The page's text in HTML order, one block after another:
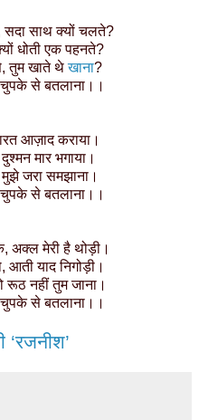
साथ क्यों चलते?
धोती एक पहनते?
तुम खाते थेखाना?
से बतलाना।।
आज़ाद कराया।
मार भगाया।
जरा समझाना।
से बतलाना।।
अक्ल मेरी है थोड़ी।
आती याद निगोड़ी।
रूठ नहीं तुम जाना।
से बतलाना।।
‘रजनीश’